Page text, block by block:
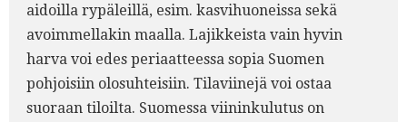
aidoilla rypäleillä, esim. kasvihuoneissa sekä
avoimmellakin maalla. Lajikkeista vain hyvin
harva voi edes periaatteessa sopia Suomen
pohjoisiin olosuhteisiin. Tilaviinejä voi ostaa
suoraan tiloilta. Suomessa viininkulutus on